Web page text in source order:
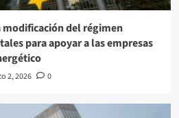
modificación del régimen
para apoyar a las empresas
2, 2026 0